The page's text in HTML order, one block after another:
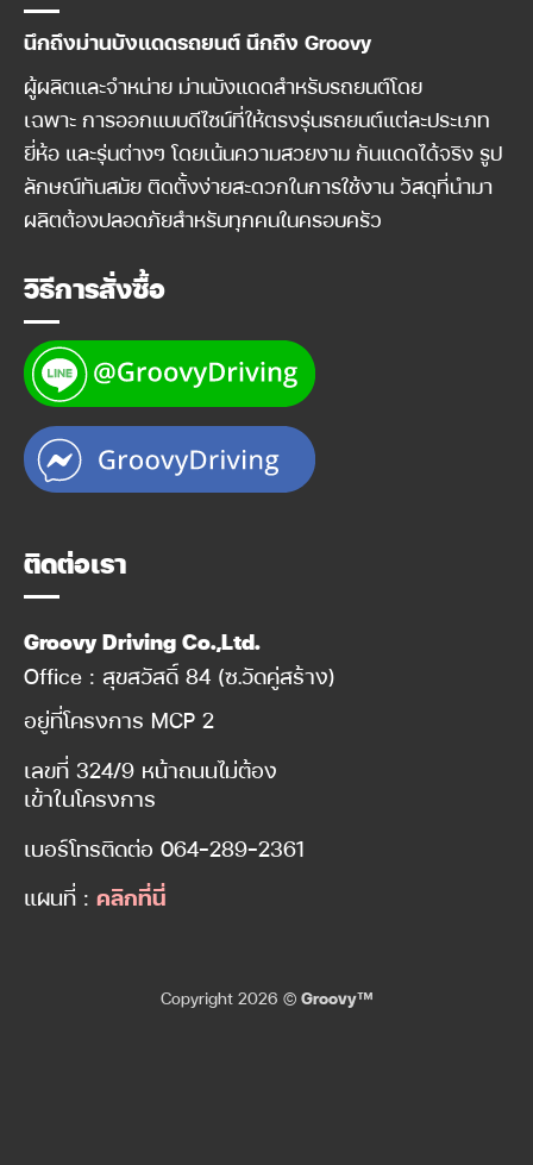
นึกถึงม่านบังแดดรถยนต์ นึกถึง Groovy
ผู้ผลิตและจำหน่าย ม่านบังแดดสำหรับรถยนต์โดย
เฉพาะ การออกแบบดีไซน์ที่ให้ตรงรุ่นรถยนต์แต่ละประเภท
ยี่ห้อ และรุ่นต่างๆ โดยเน้นความสวยงาม กันแดดได้จริง รูป
ลักษณ์ทันสมัย ติดตั้งง่ายสะดวกในการใช้งาน วัสดุที่นำมา
ผลิตต้องปลอดภัยสำหรับทุกคนในครอบครัว
วิธีการสั่งซื้อ
ติดต่อเรา
Groovy Driving Co.,Ltd.
Office : สุขสวัสดิ์ 84 (ซ.วัดคู่สร้าง)
อยู่ที่โครงการ MCP 2
เลขที่ 324/9 หน้าถนนไม่ต้อง
เข้าในโครงการ
เบอร์โทรติดต่อ 064-289-2361
แผนที่ : คลิกที่นี่
Copyright 2026 © Groovy™